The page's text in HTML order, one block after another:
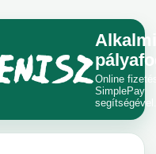
Alkalmi
Online
SimplePay
segítségével.